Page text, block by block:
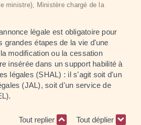
ministre), Ministère chargé de la
légale est obligatoire pour
grandes étapes de la vie d'une
modification ou la cessation
insérée dans un support habilité à
légales (SHAL) : il s'agit soit d'un
(JAL), soit d'un service de
Tout replier Tout déplier